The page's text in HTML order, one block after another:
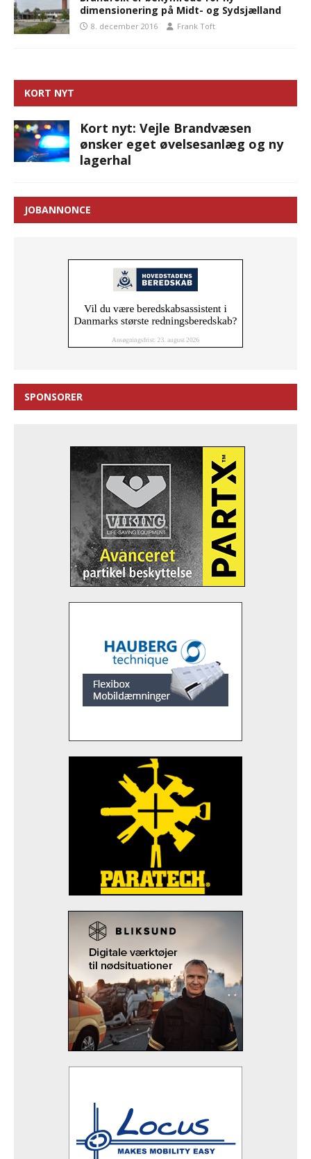
dimensionering på Midt- og Sydsjælland
8. december 2016 Frank Toft
KORT NYT
Kort nyt: Vejle Brandvæsen
ønsker eget øvelsesanlæg og ny
lagerhal
JOBANNONCE
SPONSORER